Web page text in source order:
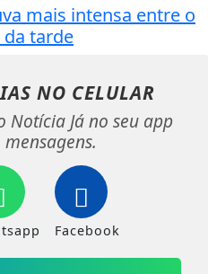
mais intensa entre o
tarde
NO CELULAR
Notícia Já no seu app
Facebook